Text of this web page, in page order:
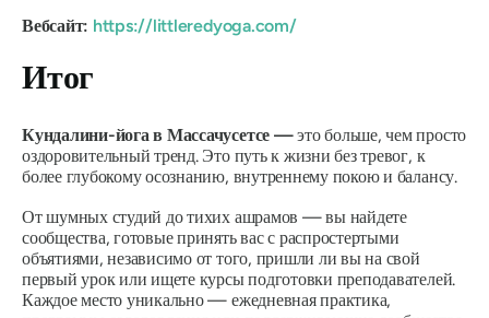
Вебсайт: https://littleredyoga.com/
Итог
Кундалини-йога в Массачусетсе —это больше, чем просто
оздоровительный тренд. Это путь к жизни без тревог, к
более глубокому осознанию, внутреннему покою и балансу.
От шумных студий до тихих ашрамов — вы найдете
сообщества, готовые принять вас с распростертыми
объятиями, независимо от того, пришли ли вы на свой
первый урок или ищете курсы подготовки преподавателей.
Каждое место уникально — ежедневная практика,